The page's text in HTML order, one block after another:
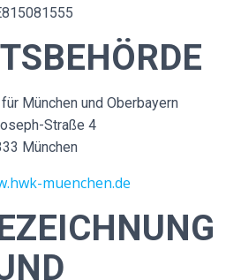
München und Oberbayern
Straße 4
München
muenchen.de